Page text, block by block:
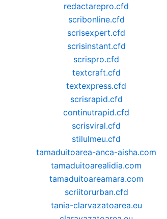
redactarepro.cfd
scribonline.cfd
scrisexpert.cfd
scrisinstant.cfd
scrispro.cfd
textcraft.cfd
textexpress.cfd
scrisrapid.cfd
continutrapid.cfd
scrisviral.cfd
stilulmeu.cfd
tamaduitoarea-anca-aisha.com
tamaduitoarealidia.com
tamaduitoareamara.com
scriitorurban.cfd
tania-clarvazatoarea.eu